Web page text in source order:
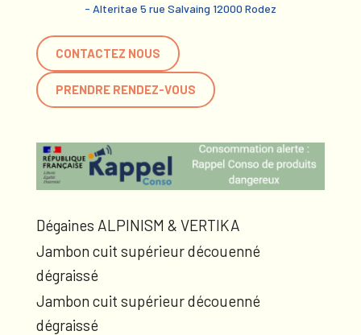
- Alteritae 5 rue Salvaing 12000 Rodez
CONTACTEZ NOUS
PRENDRE RENDEZ-VOUS
Dégaines ALPINISM & VERTIKA
Jambon cuit supérieur découenné
dégraissé
Jambon cuit supérieur découenné
dégraissé